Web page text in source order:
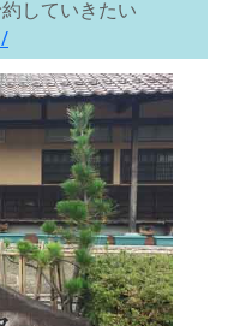
していきたい